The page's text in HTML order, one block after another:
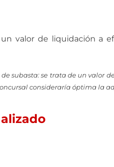
valor de liquidación a
subasta: se trata de un valor
consideraría óptima la